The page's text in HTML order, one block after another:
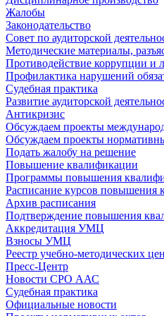
Жалобы
Законодательство
Совет по аудиторской
Методические материалы,
Противодействие коррупции и
Профилактика нарушений
Судебная практика
Развитие аудиторской
Антикризис
Обсуждаем проекты
Обсуждаем проекты
Подать жалобу на решение
Повышение квалификации
Программы повышения
Расписание курсов повышения
Архив расписания
Подтверждение повышения
Аккредитация УМЦ
Взносы УМЦ
Реестр учебно-методических
Пресс-Центр
Новости СРО ААС
Судебная практика
Официальные новости